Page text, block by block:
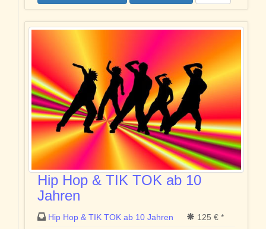
Hip Hop & TIK TOK ab 10
Jahren
Hip Hop & TIK TOK ab 10 Jahren 125 € *